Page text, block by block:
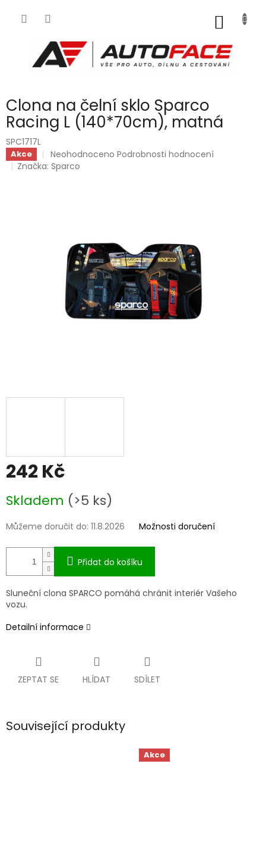
Clona na čelní sklo Sparco
Racing L (140*70cm), matná
SPC1717L
Akce
Průměrné
hodnocení
Neohodnoceno Podrobnosti hodnocení
Značka:Sparco
242 Kč
cena:
Skladem (>5 ks)
Můžeme doručit do: 11.8.2026 Možnosti doručení
Přidat do košíku
Sluneční clona SPARCO pomáhá chránit interiér Vašeho
vozu.
Detailní informace
ZEPTAT SE HLÍDAT SDÍLET
Související produkty
Akce